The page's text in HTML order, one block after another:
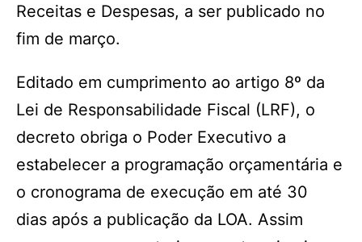
Receitas e Despesas, a ser publicado no
fim de março.
Editado em cumprimento ao artigo 8º da
Lei de Responsabilidade Fiscal (LRF), o
decreto obriga o Poder Executivo a
estabelecer a programação orçamentária e
o cronograma de execução em até 30
dias após a publicação da LOA. Assim